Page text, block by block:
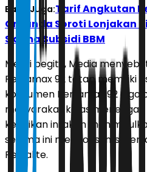
Baca Juga:Tarif Angkutan
Organda Soroti Lonjakan
Skema Subsidi BBM
Meski begitu, Media
Pertamax 92 tetap memiliki
konsumen Pertamax 92
masyarakat kelas menengah
kenaikan ini akan
selama ini mengonsumsi
Pertalite.